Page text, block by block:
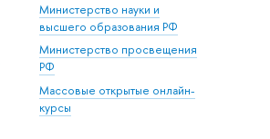
Министерство науки и
высшего образования РФ
Министерство просвещения
РФ
Массовые открытые онлайн-
курсы